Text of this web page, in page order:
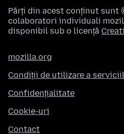
Părți din acest conținut sunt
colaboratori individuali
disponibil sub o licență
mozilla.org
Condiții de utilizare a
Confidențialitate
Cookie-uri
Contact